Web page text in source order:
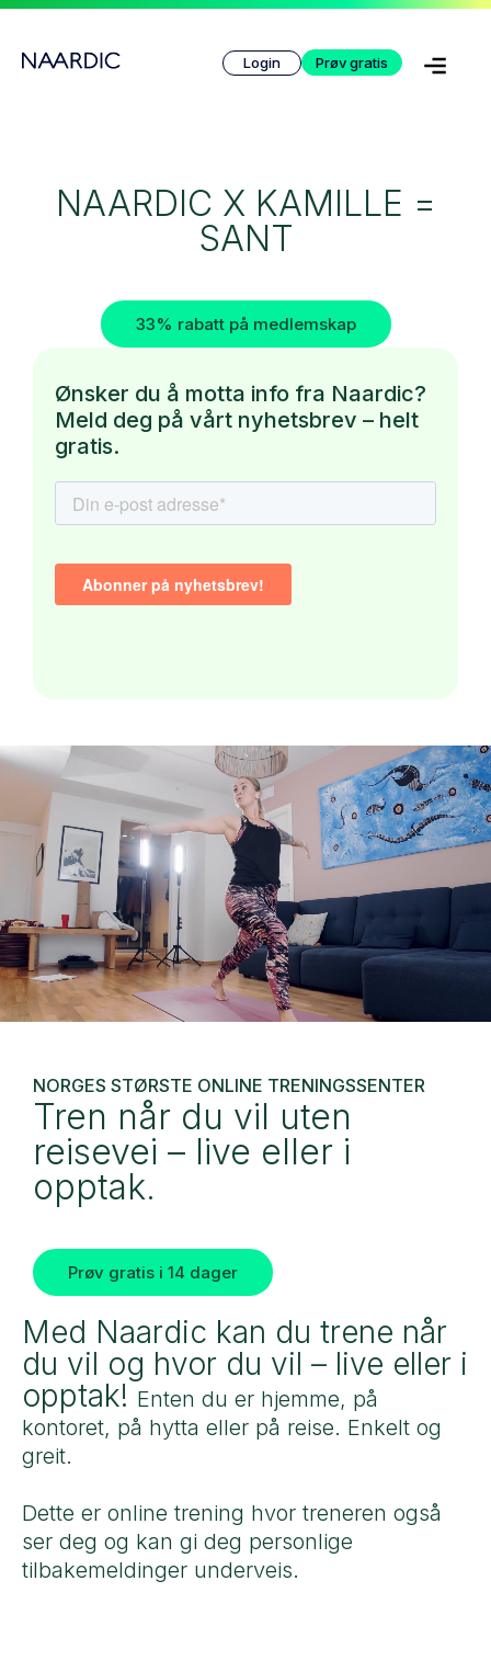
Login Prøv gratis
NAARDIC X KAMILLE =
SANT
33% rabatt på medlemskap
Ønsker du å motta info fra Naardic?
Meld deg på vårt nyhetsbrev – helt
gratis.
NORGES STØRSTE ONLINE TRENINGSSENTER
Tren når du vil uten
reisevei – live eller i
opptak.
Prøv gratis i 14 dager
Med Naardic kan du trene når
du vil og hvor du vil – live eller i
opptak! Enten du er hjemme, på
kontoret, på hytta eller på reise. Enkelt og
greit.
Dette er online trening hvor treneren også
ser deg og kan gi deg personlige
tilbakemeldinger underveis.